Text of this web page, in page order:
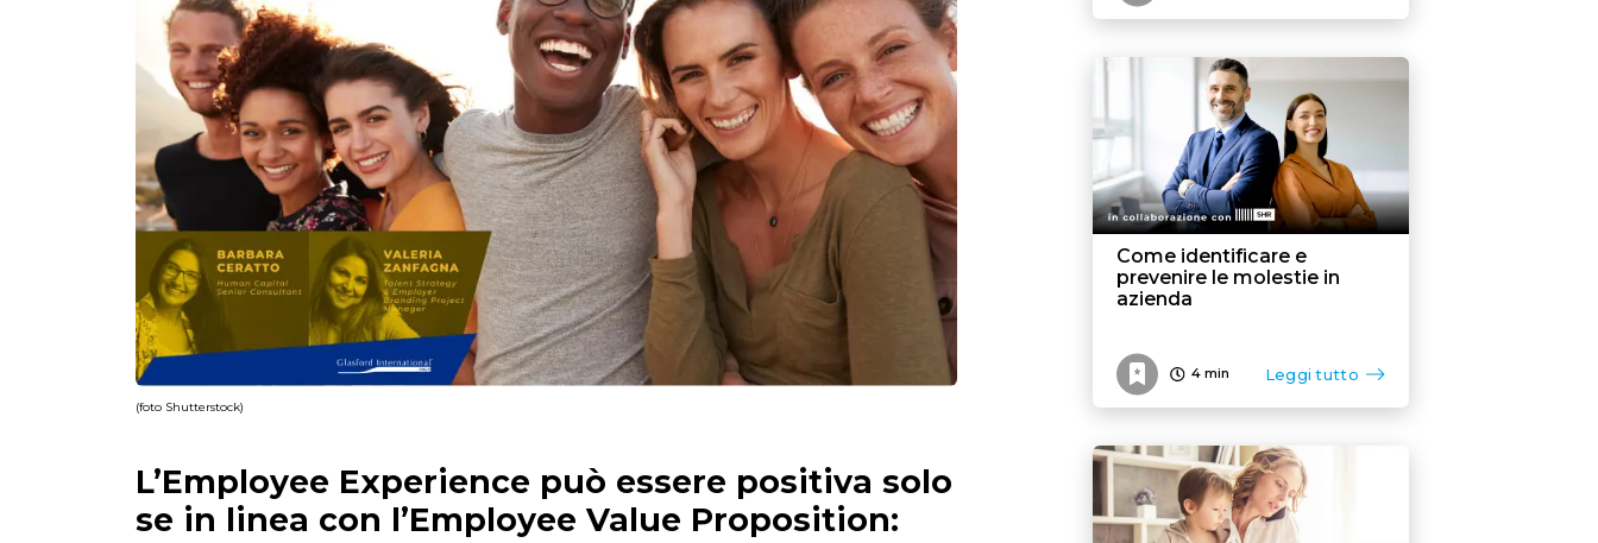
(foto Shutterstock)
L’Employee Experience può essere positiva solo
se in linea con l’Employee Value Proposition:
Come identificare e
prevenire le molestie in
azienda
4 min Leggi tutto